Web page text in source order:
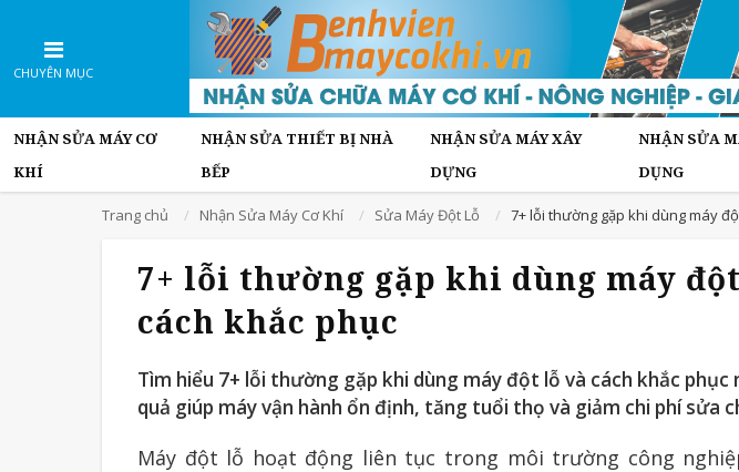
CHUYÊN MỤC
NHẬN SỬA MÁY CƠ
KHÍ
NHẬN SỬA THIẾT BỊ NHÀ
BẾP
NHẬN SỬA MÁY XÂY
DỰNG
NHẬN SỬA
DỤNG
Trang chủ Nhận Sửa Máy Cơ Khí Sửa Máy Đột Lỗ 7+ lỗi thường gặp khi dùng máy
7+ lỗi thường gặp khi dùng máy
cách khắc phục
Tìm hiểu 7+ lỗi thường gặp khi dùng máy đột lỗ và cách khắc phục
quả giúp máy vận hành ổn định, tăng tuổi thọ và giảm chi phí sửa
Máy đột lỗ hoạt động liên tục trong môi trường công